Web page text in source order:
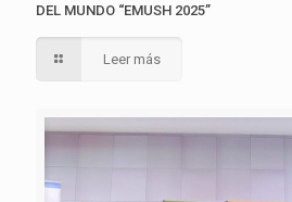
DEL MUNDO “EMUSH 2025”
Leer más